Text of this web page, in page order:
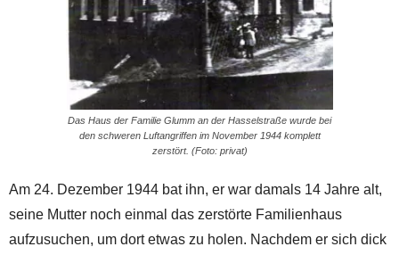
Das Haus der Familie Glumm an der Hasselstraße wurde bei
den schweren Luftangriffen im November 1944 komplett
zerstört. (Foto: privat)
Am 24. Dezember 1944 bat ihn, er war damals 14 Jahre alt,
seine Mutter noch einmal das zerstörte Familienhaus
aufzusuchen, um dort etwas zu holen. Nachdem er sich dick